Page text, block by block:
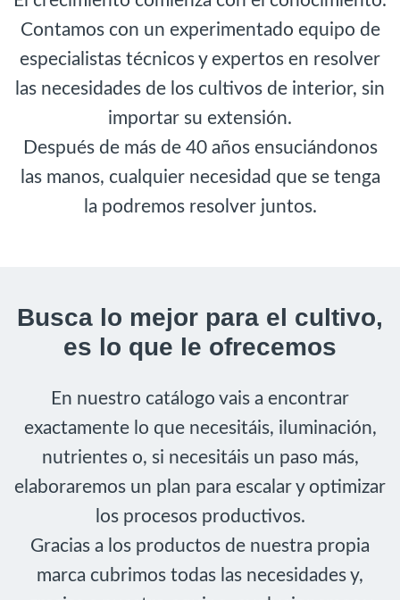
Contamos con un experimentado equipo de
especialistas técnicos y expertos en resolver
las necesidades de los cultivos de interior, sin
importar su extensión.
Después de más de 40 años ensuciándonos
las manos, cualquier necesidad que se tenga
la podremos resolver juntos.
Busca lo mejor para el cultivo,
es lo que le ofrecemos
En nuestro catálogo vais a encontrar
exactamente lo que necesitáis, iluminación,
nutrientes o, si necesitáis un paso más,
elaboraremos un plan para escalar y optimizar
los procesos productivos.
Gracias a los productos de nuestra propia
marca cubrimos todas las necesidades y,